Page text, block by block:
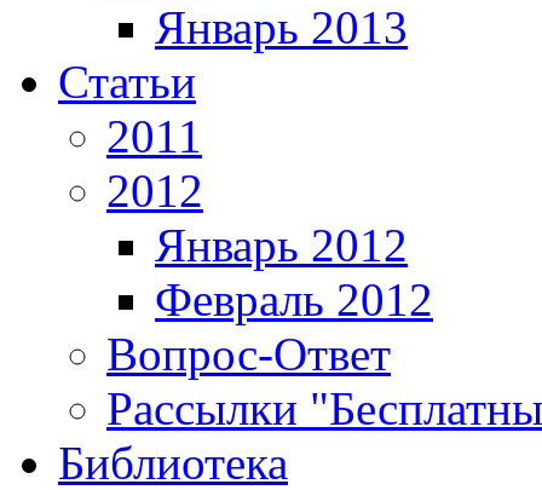
Январь 2013
Статьи
2011
2012
Январь 2012
Февраль 2012
Вопрос-Ответ
Рассылки
Библиотека